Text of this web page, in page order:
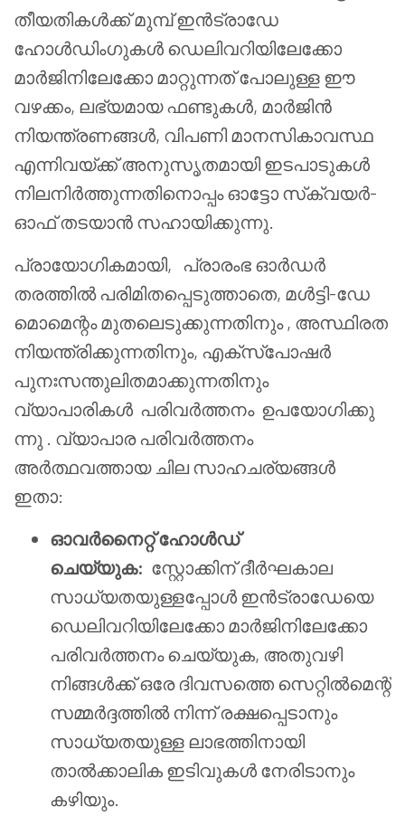
തീയതികൾക്ക് മുമ്പ് ഇൻട്രാഡേ
ഹോൾഡിംഗുകൾ ഡെലിവറിയിലേക്കോ
മാർജിനിലേക്കോ മാറ്റുന്നത് പോലുള്ള ഈ
വഴക്കം, ലഭ്യമായ ഫണ്ടുകൾ, മാർജിൻ
നിയന്ത്രണങ്ങൾ, വിപണി മാനസികാവസ്ഥ
എന്നിവയ്ക്ക് അനുസൃതമായി ഇടപാടുകൾ
നിലനിർത്തുന്നതിനൊപ്പം ഓട്ടോ സ്‌ക്വയർ-
ഓഫ് തടയാൻ സഹായിക്കുന്നു.
പ്രായോഗികമായി, പ്രാരംഭ ഓർഡർ
തരത്തിൽ പരിമിതപ്പെടുത്താതെ, മൾട്ടി-ഡേ
മൊമെന്റംമുതലെടുക്കുന്നതിനും , അസ്ഥിരത
നിയന്ത്രിക്കുന്നതിനും, എക്സ്പോഷർ
പുനഃസന്തുലിതമാക്കുന്നതിനും
വ്യാപാരികൾ പരിവർത്തനം ഉപയോഗിക്കു
ന്നു . വ്യാപാര പരിവർത്തനം
അർത്ഥവത്തായ ചില സാഹചര്യങ്ങൾ
ഇതാ:
ഓവർനൈറ്റ് ഹോൾഡ്
ചെയ്യുക: സ്റ്റോക്കിന് ദീർഘകാല
സാധ്യതയുള്ളപ്പോൾ ഇൻട്രാഡേയെ
ഡെലിവറിയിലേക്കോ മാർജിനിലേക്കോ
പരിവർത്തനം ചെയ്യുക, അതുവഴി
നിങ്ങൾക്ക് ഒരേ ദിവസത്തെ സെറ്റിൽമെന്റ്
സമ്മർദ്ദത്തിൽ നിന്ന് രക്ഷപ്പെടാനും
സാധ്യതയുള്ള ലാഭത്തിനായി
താൽക്കാലിക ഇടിവുകൾ നേരിടാനും
കഴിയും.